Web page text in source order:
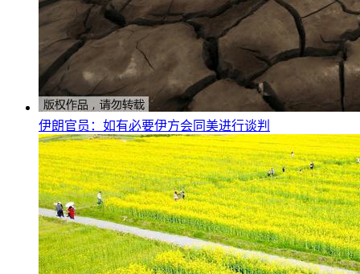
伊朗官员：如有必要伊方会同美进行谈判